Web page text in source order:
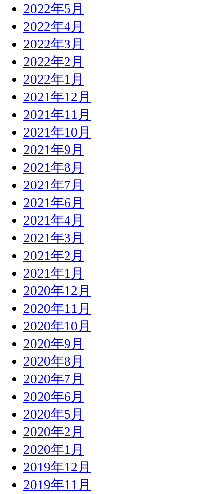
2022年5月
2022年4月
2022年3月
2022年2月
2022年1月
2021年12月
2021年11月
2021年10月
2021年9月
2021年8月
2021年7月
2021年6月
2021年4月
2021年3月
2021年2月
2021年1月
2020年12月
2020年11月
2020年10月
2020年9月
2020年8月
2020年7月
2020年6月
2020年5月
2020年2月
2020年1月
2019年12月
2019年11月